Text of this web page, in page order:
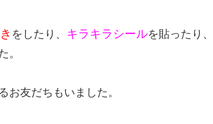
をしたり、 キラキラシールを貼ったり、
。
お友だちもいました。